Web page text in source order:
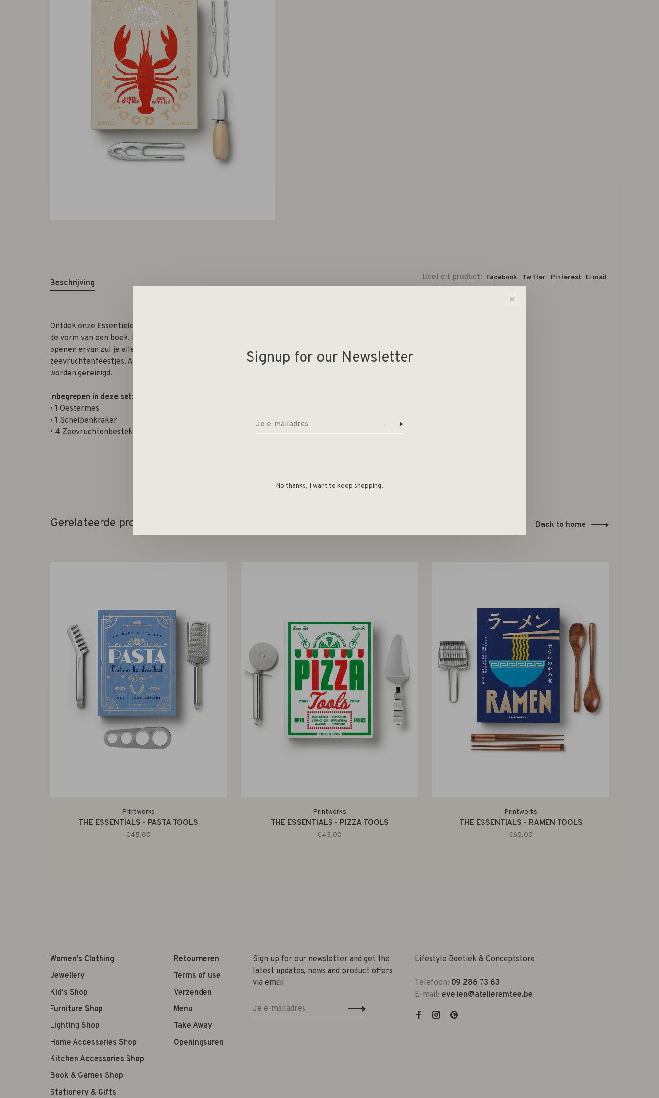
Deel dit product: Facebook Twitter Pinterest E-mail
Beschrijving
Ontdek onze Essentiële Set voor liefhebbers van zeevruchten, slim vermomd als een elegant doosje in
de vorm van een boek. Het is de perfecte samensmelting van esthetiek en functionaliteit. Bij het
openen ervan zul je alle essentiële gereedschappen ontdekken voor jouw geliefde
zeevruchtenfeestjes. Alle gereedschappen zijn gemaakt van roestvrij staal en kunnen in de vaatwasser
worden gereinigd.
Inbegrepen in deze set:
• 1 Oestermes
• 1 Schelpenkraker
• 4 Zeevruchtenbestek
Gerelateerde producten Back to home
Printworks
THE ESSENTIALS - PASTA TOOLS
€45,00
Printworks
THE ESSENTIALS - PIZZA TOOLS
€45,00
Printworks
THE ESSENTIALS - RAMEN TOOLS
€60,00
Women's Clothing
Jewellery
Kid's Shop
Furniture Shop
Lighting Shop
Home Accessories Shop
Kitchen Accessories Shop
Book & Games Shop
Stationery & Gifts
Retourneren
Terms of use
Verzenden
Menu
Take Away
Openingsuren
Sign up for our newsletter and get the
latest updates, news and product offers
via email
Lifestyle Boetiek & Conceptstore
Telefoon: 09 286 73 63
E-mail: evelien@atelieremtee.be
✕
Signup for our Newsletter
No thanks, I want to keep shopping.